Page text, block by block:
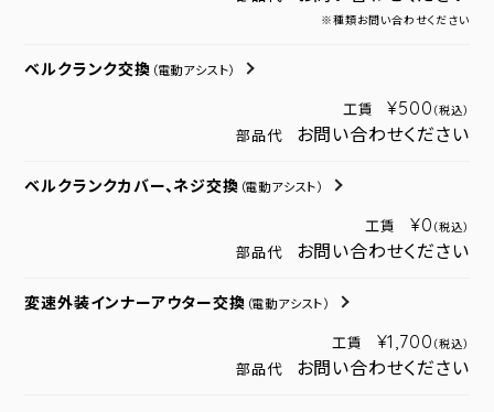
※種類お問い合わせください
ベルクランク交換 （電動アシスト）
工賃 ¥500 （税込）
部品代 お問い合わせください
ベルクランクカバー、ネジ交換 （電動アシスト）
工賃 ¥0 （税込）
部品代 お問い合わせください
変速外装インナーアウター交換 （電動アシスト）
工賃 ¥1,700 （税込）
部品代 お問い合わせください